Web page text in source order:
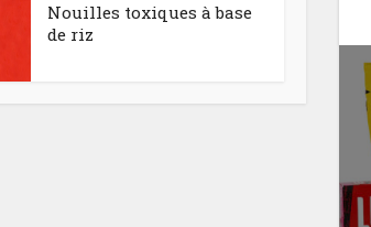
Nouilles toxiques à base
de riz